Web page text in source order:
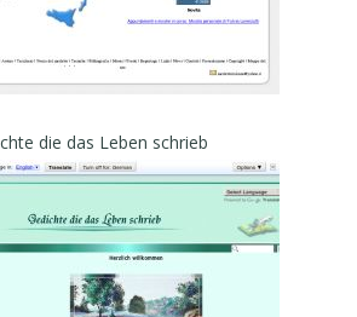
die das Leben schrieb